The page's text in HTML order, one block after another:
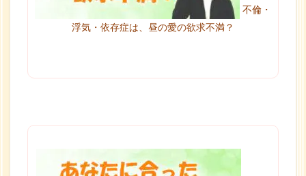
不倫・
浮気・依存症は、昼の愛の欲求不満？